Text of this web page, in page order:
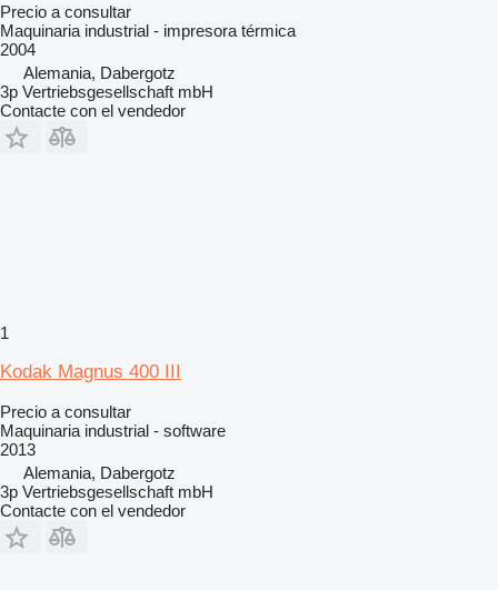
Precio a consultar
Maquinaria industrial - impresora térmica
2004
Alemania, Dabergotz
3p Vertriebsgesellschaft mbH
Contacte con el vendedor
1
Kodak Magnus 400 III
Precio a consultar
Maquinaria industrial - software
2013
Alemania, Dabergotz
3p Vertriebsgesellschaft mbH
Contacte con el vendedor